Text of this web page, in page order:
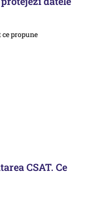
CSAT. Ce